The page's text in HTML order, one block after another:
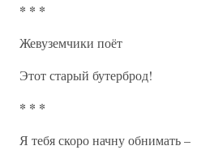
* * *
Жевуземчики поёт
Этот старый бутерброд!
* * *
Я тебя скоро начну обнимать –